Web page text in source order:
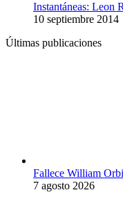
Instantáneas: Leon
10 septiembre 2014
Últimas publicaciones
Fallece William
7 agosto 2026